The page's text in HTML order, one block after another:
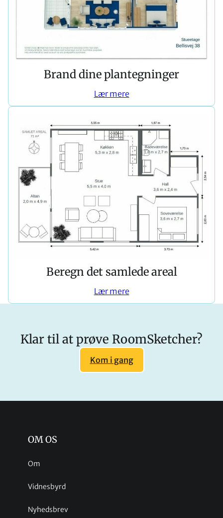
Brand dine plantegninger
Lær mere
Beregn det samlede areal
Lær mere
Klar til at prøve RoomSketcher?
Kom i gang
OM OS
Om
Vidnesbyrd
Nyhedsbrev